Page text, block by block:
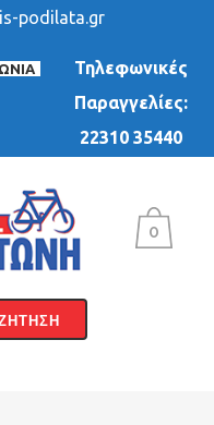
podilata.gr
Τηλεφωνικές
Παραγγελίες:
22310 35440
0